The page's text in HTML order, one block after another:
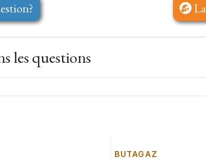
les questions
BUTAGAZ